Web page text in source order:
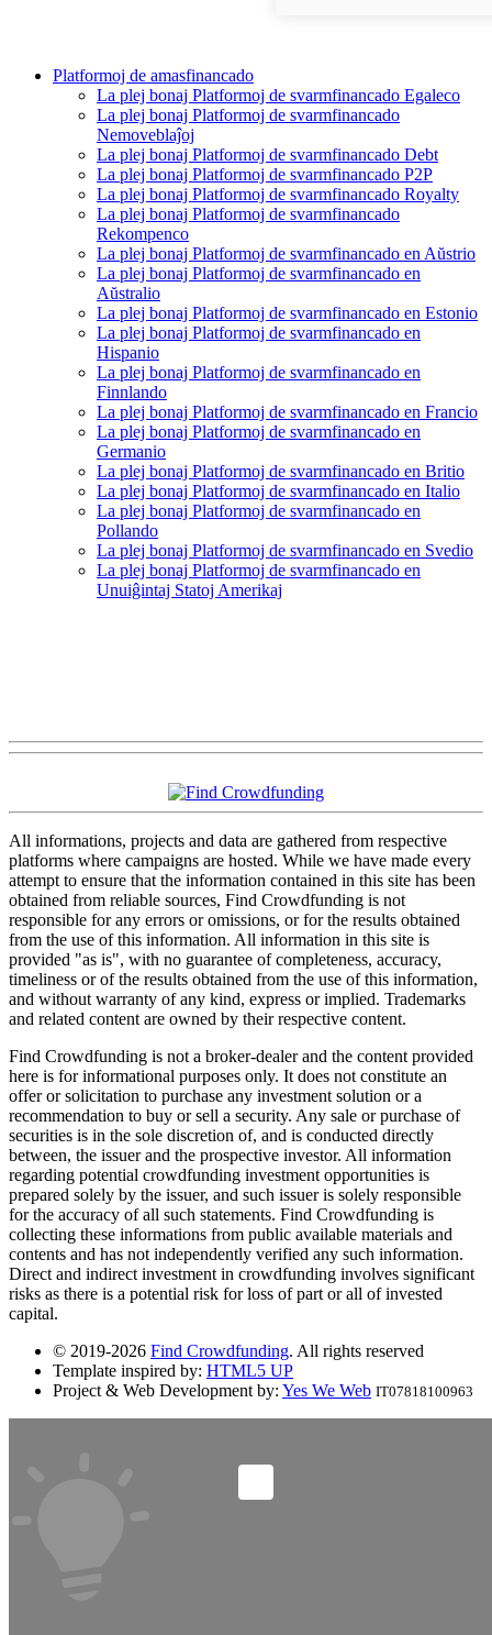
Platformoj de amasfinancado
La plej bonaj Platformoj de svarmfinancado Egaleco
La plej bonaj Platformoj de svarmfinancado
Nemoveblaĵoj
La plej bonaj Platformoj de svarmfinancado Debt
La plej bonaj Platformoj de svarmfinancado P2P
La plej bonaj Platformoj de svarmfinancado Royalty
La plej bonaj Platformoj de svarmfinancado
Rekompenco
La plej bonaj Platformoj de svarmfinancado en Aŭstrio
La plej bonaj Platformoj de svarmfinancado en
Aŭstralio
La plej bonaj Platformoj de svarmfinancado en Estonio
La plej bonaj Platformoj de svarmfinancado en
Hispanio
La plej bonaj Platformoj de svarmfinancado en
Finnlando
La plej bonaj Platformoj de svarmfinancado en Francio
La plej bonaj Platformoj de svarmfinancado en
Germanio
La plej bonaj Platformoj de svarmfinancado en Britio
La plej bonaj Platformoj de svarmfinancado en Italio
La plej bonaj Platformoj de svarmfinancado en
Pollando
La plej bonaj Platformoj de svarmfinancado en Svedio
La plej bonaj Platformoj de svarmfinancado en
Unuiĝintaj Statoj Amerikaj
All informations, projects and data are gathered from respective
platforms where campaigns are hosted. While we have made every
attempt to ensure that the information contained in this site has been
obtained from reliable sources, Find Crowdfunding is not
responsible for any errors or omissions, or for the results obtained
from the use of this information. All information in this site is
provided "as is", with no guarantee of completeness, accuracy,
timeliness or of the results obtained from the use of this information,
and without warranty of any kind, express or implied. Trademarks
and related content are owned by their respective content.
Find Crowdfunding is not a broker-dealer and the content provided
here is for informational purposes only. It does not constitute an
offer or solicitation to purchase any investment solution or a
recommendation to buy or sell a security. Any sale or purchase of
securities is in the sole discretion of, and is conducted directly
between, the issuer and the prospective investor. All information
regarding potential crowdfunding investment opportunities is
prepared solely by the issuer, and such issuer is solely responsible
for the accuracy of all such statements. Find Crowdfunding is
collecting these informations from public available materials and
contents and has not independently verified any such information.
Direct and indirect investment in crowdfunding involves significant
risks as there is a potential risk for loss of part or all of invested
capital.
© 2019-2026 Find Crowdfunding. All rights reserved
Template inspired by: HTML5 UP
Project & Web Development by: Yes We Web IT07818100963